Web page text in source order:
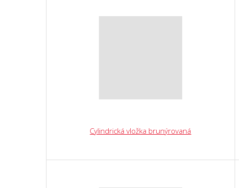
Cylindrická vložka brunýrovaná